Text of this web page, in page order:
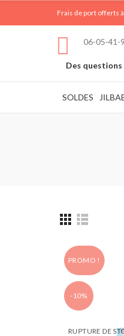
Frais de port offerts
06-05-41-
Des
SOLDES
PROMO !
-10%
RUPTURE DE